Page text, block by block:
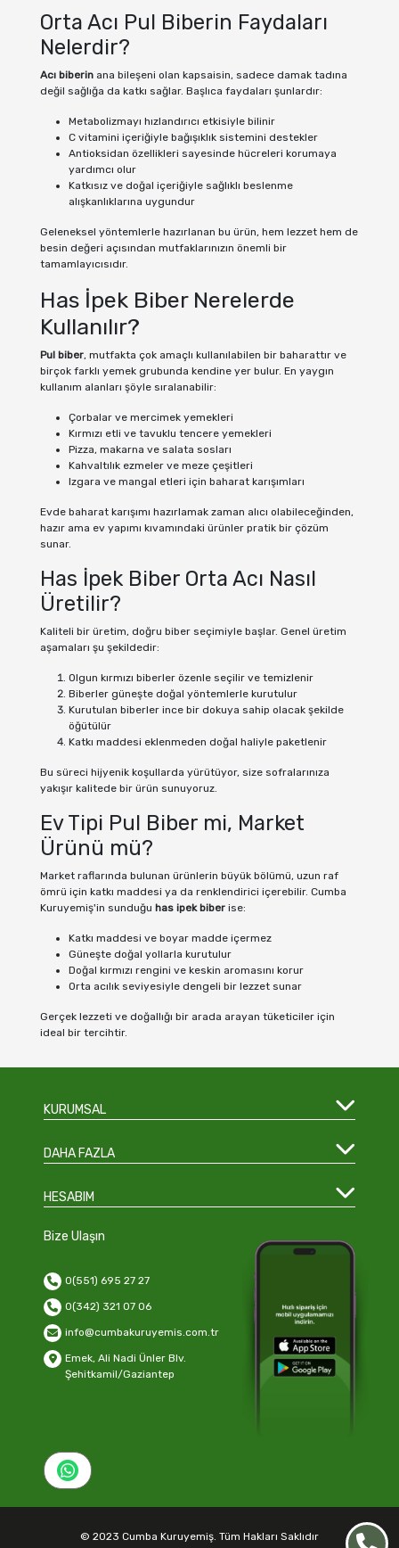
Orta Acı Pul Biberin Faydaları
Nelerdir?
Acı biberinana bileşeni olan kapsaisin, sadece damak tadına
değil sağlığa da katkı sağlar. Başlıca faydaları şunlardır:
Metabolizmayı hızlandırıcı etkisiyle bilinir
C vitamini içeriğiyle bağışıklık sistemini destekler
Antioksidan özellikleri sayesinde hücreleri korumaya
yardımcı olur
Katkısız ve doğal içeriğiyle sağlıklı beslenme
alışkanlıklarına uygundur
Geleneksel yöntemlerle hazırlanan bu ürün, hem lezzet hem de
besin değeri açısından mutfaklarınızın önemli bir
tamamlayıcısıdır.
Has İpek Biber Nerelerde
Kullanılır?
Pul biber, mutfakta çok amaçlı kullanılabilen bir baharattır ve
birçok farklı yemek grubunda kendine yer bulur. En yaygın
kullanım alanları şöyle sıralanabilir:
Çorbalar ve mercimek yemekleri
Kırmızı etli ve tavuklu tencere yemekleri
Pizza, makarna ve salata sosları
Kahvaltılık ezmeler ve meze çeşitleri
Izgara ve mangal etleri için baharat karışımları
Evde baharat karışımı hazırlamak zaman alıcı olabileceğinden,
hazır ama ev yapımı kıvamındaki ürünler pratik bir çözüm
sunar.
Has İpek Biber Orta Acı Nasıl
Üretilir?
Kaliteli bir üretim, doğru biber seçimiyle başlar. Genel üretim
aşamaları şu şekildedir:
Olgun kırmızı biberler özenle seçilir ve temizlenir
Biberler güneşte doğal yöntemlerle kurutulur
Kurutulan biberler ince bir dokuya sahip olacak şekilde
öğütülür
Katkı maddesi eklenmeden doğal haliyle paketlenir
Bu süreci hijyenik koşullarda yürütüyor, size sofralarınıza
yakışır kalitede bir ürün sunuyoruz.
Ev Tipi Pul Biber mi, Market
Ürünü mü?
Market raflarında bulunan ürünlerin büyük bölümü, uzun raf
ömrü için katkı maddesi ya da renklendirici içerebilir. Cumba
Kuruyemiş'in sunduğu has ipek biberise:
Katkı maddesi ve boyar madde içermez
Güneşte doğal yollarla kurutulur
Doğal kırmızı rengini ve keskin aromasını korur
Orta acılık seviyesiyle dengeli bir lezzet sunar
Gerçek lezzeti ve doğallığı bir arada arayan tüketiciler için
ideal bir tercihtir.
KURUMSAL
DAHA FAZLA
HESABIM
Bize Ulaşın
0(551) 695 27 27
0(342) 321 07 06
info@cumbakuruyemis.com.tr
Emek, Ali Nadi Ünler Blv.
Şehitkamil/Gaziantep
© 2023 Cumba Kuruyemiş. Tüm Hakları Saklıdır